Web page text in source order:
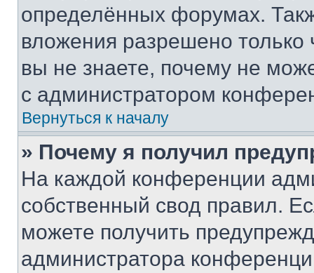
определённых форумах.
вложения разрешено
вы не знаете, почему не
с администратором
Вернуться к началу
» Почему я получил
На каждой конференции
собственный свод правил.
можете получить
администратора